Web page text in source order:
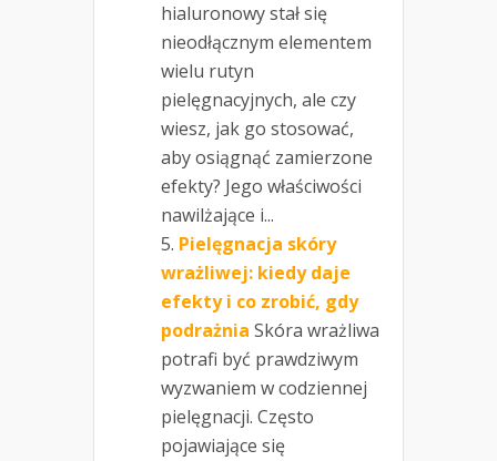
hialuronowy stał się
nieodłącznym elementem
wielu rutyn
pielęgnacyjnych, ale czy
wiesz, jak go stosować,
aby osiągnąć zamierzone
efekty? Jego właściwości
nawilżające i...
Pielęgnacja skóry
wrażliwej: kiedy daje
efekty i co zrobić, gdy
podrażnia Skóra wrażliwa
potrafi być prawdziwym
wyzwaniem w codziennej
pielęgnacji. Często
pojawiające się